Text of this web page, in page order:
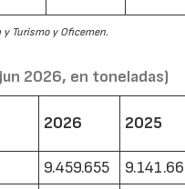
Turismo y Oficemen.
2026, en toneladas)
2026 2025
9.459.655